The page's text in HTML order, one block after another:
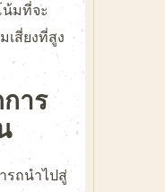
มที่จะ
เสี่ยงที่สูง
าร
รถนำไปสู่